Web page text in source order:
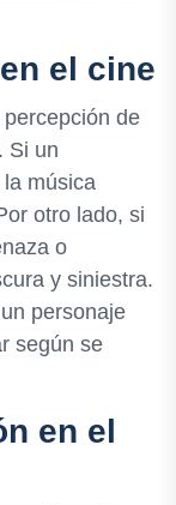
el cine
de
Si un
música
otro lado, si
o
y siniestra.
personaje
según se
en el